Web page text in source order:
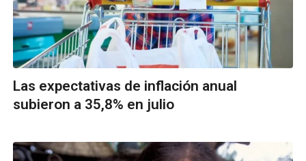
Las expectativas de inflación anual
subieron a 35,8% en julio